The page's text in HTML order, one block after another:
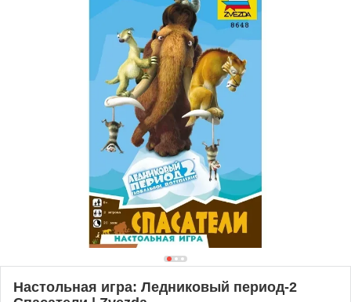
Настольная игра: Ледниковый период-2